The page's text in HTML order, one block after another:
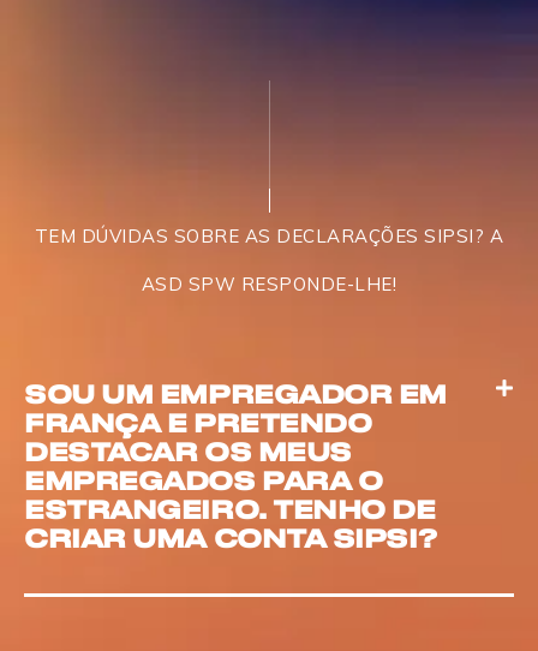
TEM DÚVIDAS SOBRE AS DECLARAÇÕES SIPSI? A
ASD SPW RESPONDE-LHE!
SOU UM EMPREGADOR EM
FRANÇA E PRETENDO
DESTACAR OS MEUS
EMPREGADOS PARA O
ESTRANGEIRO. TENHO DE
CRIAR UMA CONTA SIPSI?